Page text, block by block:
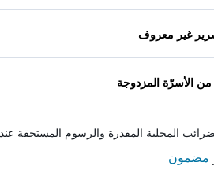
غير معروف
المحلية المقدرة والرسوم المستحقة
مضمون